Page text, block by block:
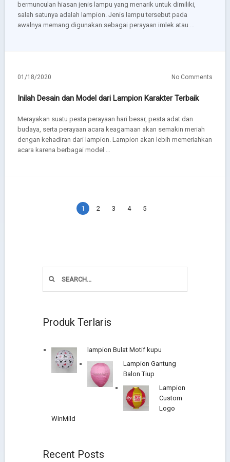
bermunculan hiasan jenis lampu yang menarik untuk dimiliki,
salah satunya adalah lampion. Jenis lampu tersebut pada
awalnya memang digunakan sebagai perayaan imlek atau …
01/18/2020 No Comments
Inilah Desain dan Model dari Lampion Karakter Terbaik
Merayakan suatu pesta perayaan hari besar, pesta adat dan
budaya, serta perayaan acara keagamaan akan semakin meriah
dengan kehadiran dari lampion. Lampion akan lebih memeriahkan
acara karena berbagai model …
1 2 3 4 5
Produk Terlaris
lampion Bulat Motif kupu
Lampion Gantung
Balon Tiup
Lampion
Custom
Logo
WinMild
Recent Posts